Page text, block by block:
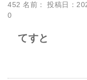
452 名前：
投稿日：
0
てすと